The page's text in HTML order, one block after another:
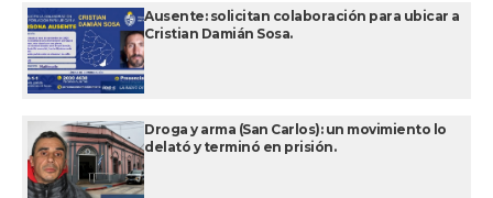
Ausente: solicitan colaboración para ubicar a
Cristian Damián Sosa.
Droga y arma (San Carlos): un movimiento lo
delató y terminó en prisión.